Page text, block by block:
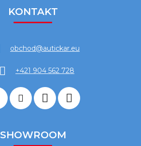
KONTAKT
obchod@autickar.eu
+421 904 562 728
SHOWROOM